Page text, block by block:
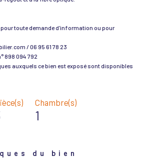
toute demande d'information ou pour
/ 06 95 61 78 23
898 094 792
auxquels ce bien est exposé sont disponibles
Chambre(s)
1
du bien